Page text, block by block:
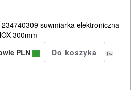
suwmiarka elektroniczna
300mm
PLN
(w